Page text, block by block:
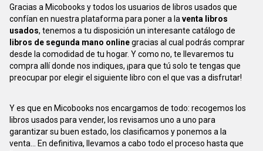
Gracias a Micobooks y todos los usuarios de libros usados que
confían en nuestra plataforma para poner a laventa libros
usados, tenemos a tu disposición un interesante catálogo de
libros de segunda mano onlinegracias al cual podrás comprar
desde la comodidad de tu hogar. Y como no, te llevaremos tu
compra allí donde nos indiques, ¡para que tú solo te tengas que
preocupar por elegir el siguiente libro con el que vas a disfrutar!
Y es que en Micobooks nos encargamos de todo: recogemos los
libros usados para vender, los revisamos uno a uno para
garantizar su buen estado, los clasificamos y ponemos a la
venta... En definitiva, llevamos a cabo todo el proceso hasta que